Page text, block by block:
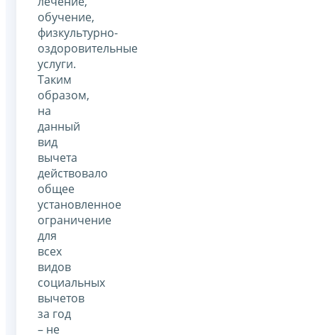
обучение,
физкультурно-
оздоровительные
услуги.
Таким
образом,
на
данный
вид
вычета
действовало
общее
установленное
ограничение
для
всех
видов
социальных
вычетов
за год
– не